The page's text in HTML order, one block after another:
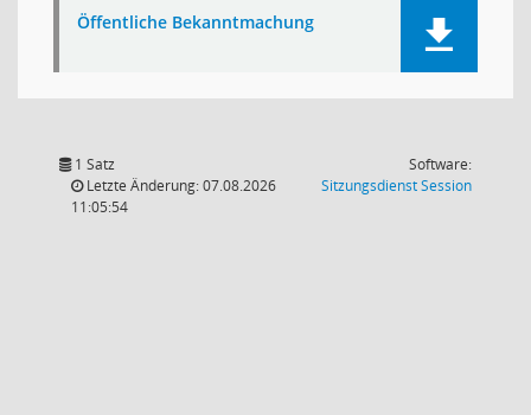
Öffentliche Bekanntmachung
1 Satz
Letzte Änderung: 07.08.2026
11:05:54
Software:
SitzungsdienstSession(Wird in